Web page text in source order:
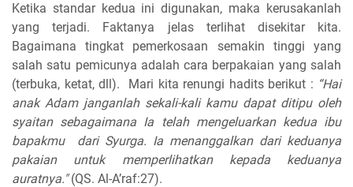
Ketika standar kedua ini digunakan, maka kerusakanlah
yang terjadi. Faktanya jelas terlihat disekitar kita.
Bagaimana tingkat pemerkosaan semakin tinggi yang
salah satu pemicunya adalah cara berpakaian yang salah
(terbuka, ketat, dll). Mari kita renungi hadits berikut : “Hai
anak Adam janganlah sekali-kali kamu dapat ditipu oleh
syaitan sebagaimana Ia telah mengeluarkan kedua ibu
bapakmu dari Syurga. Ia menanggalkan dari keduanya
pakaian untuk memperlihatkan kepada keduanya
auratnya."(QS. Al-A’raf:27).